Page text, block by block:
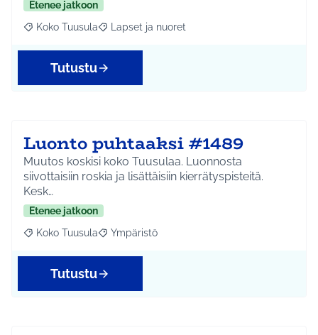
Etenee jatkoon
Rajaa tulokset aihepiirin mukaan: Koko Tuusula
Koko Tuusula Rajaa tulokset teeman mukaan: Lapset ja
Lapset ja nuoret
Tutustu
Luonto puhtaaksi #1489
Muutos koskisi koko Tuusulaa. Luonnosta
siivottaisiin roskia ja lisättäisiin kierrätyspisteitä.
Kesk…
Etenee jatkoon
Rajaa tulokset aihepiirin mukaan: Koko Tuusula
Koko Tuusula Rajaa tulokset teeman mukaan: Ympäristö
Ympäristö
Tutustu